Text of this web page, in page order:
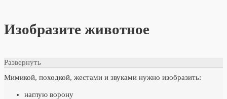
Изобразите животное
Развернуть
Мимикой, походкой, жестами и звуками нужно изобразить:
наглую ворону